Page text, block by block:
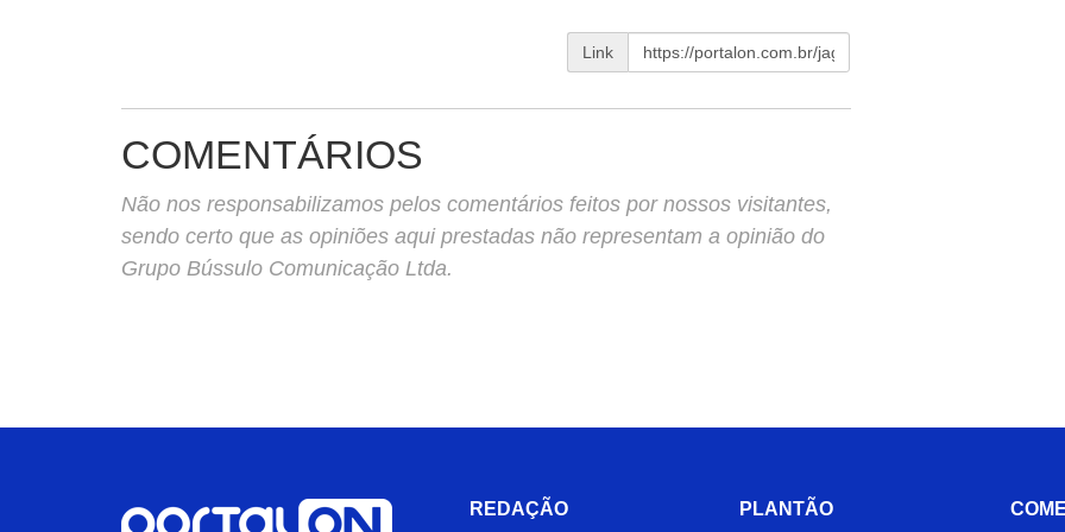
Link
COMENTÁRIOS
Não nos responsabilizamos pelos comentários feitos por nossos visitantes,
sendo certo que as opiniões aqui prestadas não representam a opinião do
Grupo Bússulo Comunicação Ltda.
REDAÇÃO PLANTÃO